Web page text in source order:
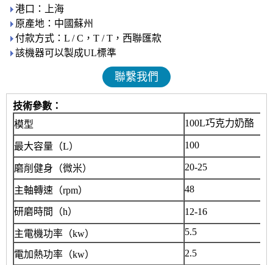
港口：上海
原產地：中國蘇州
付款方式：L / C，T / T，西聯匯款
該機器可以製成UL標準
聯繫我們
技術參數：
模型
100L巧克力奶酪
最大容量（L） 100
磨削健身（微米） 20-25
主軸轉速（rpm） 48
研磨時間（h） 12-16
主電機功率（kw） 5.5
電加熱功率（kw） 2.5